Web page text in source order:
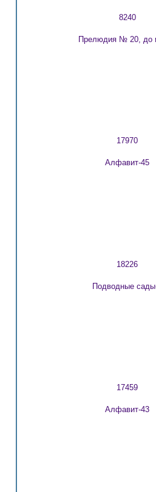
8240
Прелюдия № 20, до
17970
Алфавит-45
18226
Подводные
17459
Алфавит-43